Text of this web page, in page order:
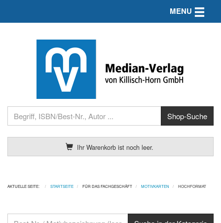
Ihr Warenkorb ist noch leer.
MENU Toggle
AKTUELLE SEITE: STARTSEITE FÜR DAS FACHGESCHÄFT MOTIVKARTEN HOCHFORMAT